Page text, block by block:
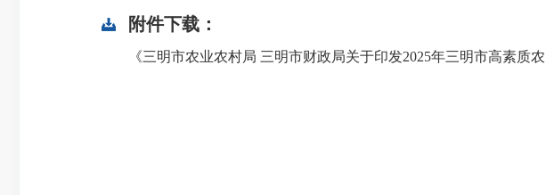
附件下载：
《三明市农业农村局 三明市财政局关于印发2025年三明市高素